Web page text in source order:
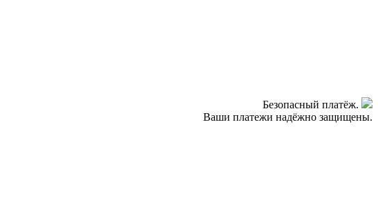
Безопасный платёж.
Ваши платежи надёжно защищены.